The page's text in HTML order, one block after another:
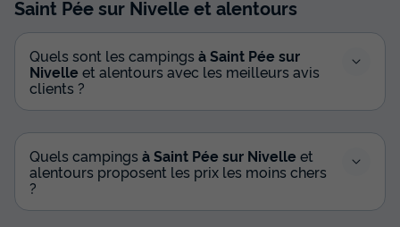
Saint Pée sur Nivelleet alentours
Quels sont les campings à Saint Pée sur
Nivelle et alentours avec les meilleurs avis
clients ?
Quels campings à Saint Pée sur Nivelle et
alentours proposent les prix les moins chers
?